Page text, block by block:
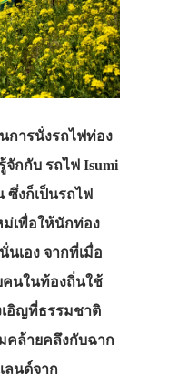
การนั่งรถไฟท่อง
กกับ รถไฟ Isumi
ซึ่งก็เป็นรถไฟ
เพื่อให้นักท่อง
นเอง จากที่เมื่อ
คนในท้องถิ่นใช้
อิญที่ธรรมชาติ
คล้ายคลึงกับฉาก
ลนด์จาก